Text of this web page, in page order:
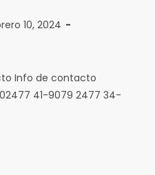
10, 2024
Info de contacto
41-9079 2477 34-